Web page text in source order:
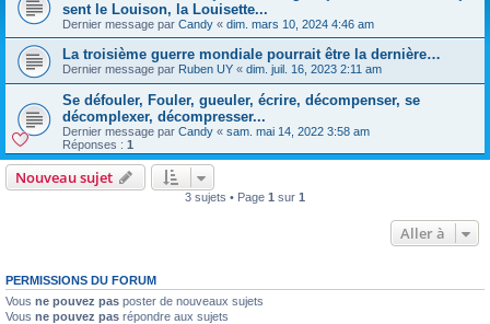
sent le Louison, la Louisette...
Dernier message par Candy « dim. mars 10, 2024 4:46 am
La troisième guerre mondiale pourrait être la dernière…
Dernier message par Ruben UY « dim. juil. 16, 2023 2:11 am
Se défouler, Fouler, gueuler, écrire, décompenser, se
décomplexer, décompresser...
Dernier message par Candy « sam. mai 14, 2022 3:58 am
Réponses : 1
Nouveau sujet
3 sujets • Page 1 sur 1
Aller à
PERMISSIONS DU FORUM
Vous ne pouvez pas poster de nouveaux sujets
Vous ne pouvez pas répondre aux sujets